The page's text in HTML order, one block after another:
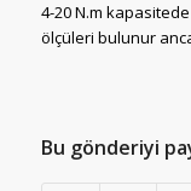
4-20 N.m
ölçüleri bulunur
Bu gönderiyi